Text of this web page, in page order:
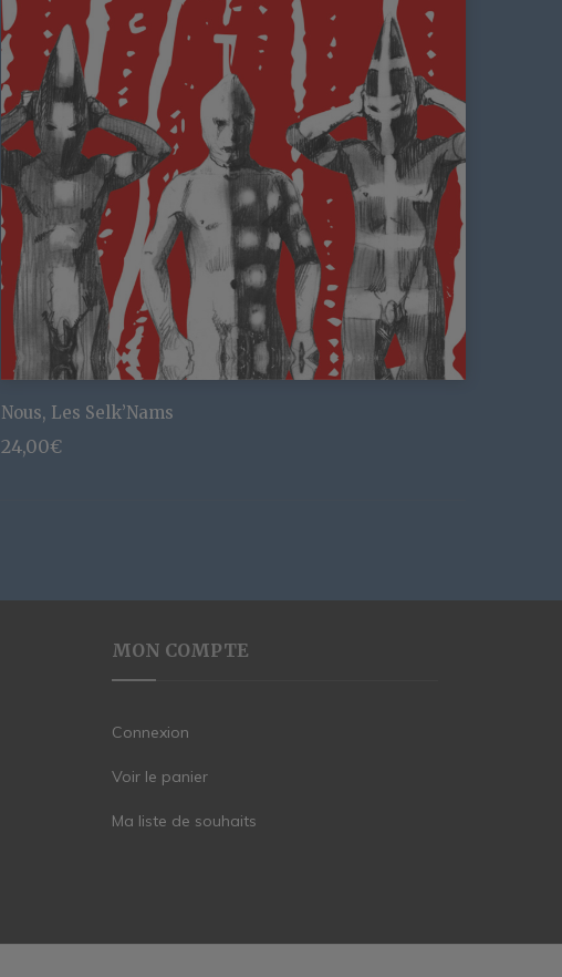
Nous, Les Selk’Nams
24,00€
MON COMPTE
Connexion
Voir le panier
Ma liste de souhaits